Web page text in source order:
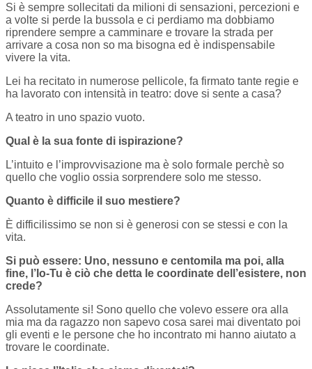
Si è sempre sollecitati da milioni di sensazioni, percezioni e
a volte si perde la bussola e ci perdiamo ma dobbiamo
riprendere sempre a camminare e trovare la strada per
arrivare a cosa non so ma bisogna ed è indispensabile
vivere la vita.
Lei ha recitato in numerose pellicole, fa firmato tante regie e
ha lavorato con intensità in teatro: dove si sente a casa?
A teatro in uno spazio vuoto.
Qual è la sua fonte di ispirazione?
L’intuito e l’improvvisazione ma è solo formale perchè so
quello che voglio ossia sorprendere solo me stesso.
Quanto è difficile il suo mestiere?
È difficilissimo se non si è generosi con se stessi e con la
vita.
Si può essere: Uno, nessuno e centomila ma poi, alla
fine, l’Io-Tu è ciò che detta le coordinate dell’esistere, non
crede?
Assolutamente si! Sono quello che volevo essere ora alla
mia ma da ragazzo non sapevo cosa sarei mai diventato poi
gli eventi e le persone che ho incontrato mi hanno aiutato a
trovare le coordinate.